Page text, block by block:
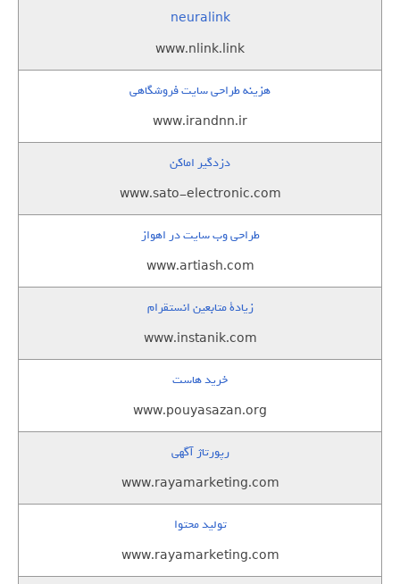
neuralink
www.nlink.link
هزینه طراحی سایت فروشگاهی
www.irandnn.ir
دزدگیر اماکن
www.sato-electronic.com
طراحی وب سایت در اهواز
www.artiash.com
زيادة متابعين انستقرام
www.instanik.com
خرید هاست
www.pouyasazan.org
رپورتاژ آگهی
www.rayamarketing.com
تولید محتوا
www.rayamarketing.com